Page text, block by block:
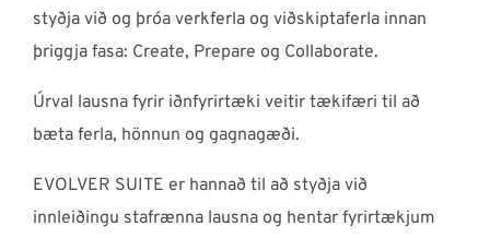
styðja við og þróa verkferla og viðskiptaferla innan
þriggja fasa: Create, Prepare og Collaborate.
Úrval lausna fyrir iðnfyrirtæki veitir tækifæri til að
bæta ferla, hönnun og gagnagæði.
EVOLVER SUITE er hannað til að styðja við
innleiðingu stafrænna lausna og hentar fyrirtækjum